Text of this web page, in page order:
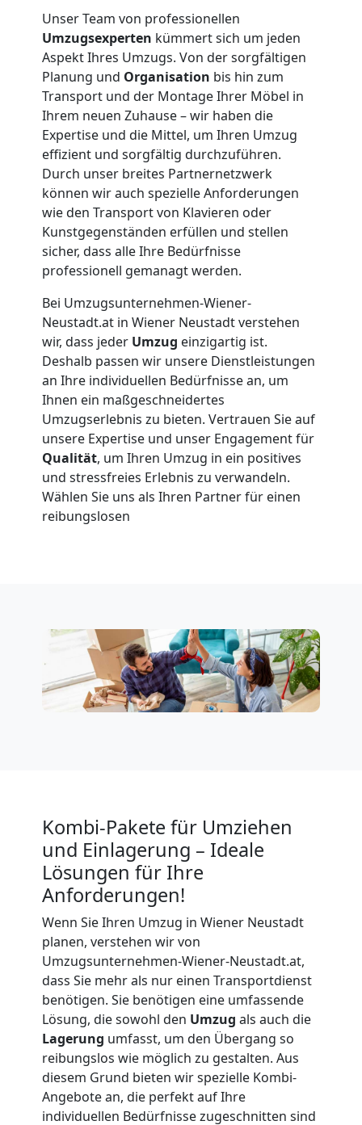
Unser Team von professionellen
Umzugsexperten kümmert sich um jeden
Aspekt Ihres Umzugs. Von der sorgfältigen
Planung und Organisation bis hin zum
Transport und der Montage Ihrer Möbel in
Ihrem neuen Zuhause – wir haben die
Expertise und die Mittel, um Ihren Umzug
effizient und sorgfältig durchzuführen.
Durch unser breites Partnernetzwerk
können wir auch spezielle Anforderungen
wie den Transport von Klavieren oder
Kunstgegenständen erfüllen und stellen
sicher, dass alle Ihre Bedürfnisse
professionell gemanagt werden.
Bei Umzugsunternehmen-Wiener-
Neustadt.at in Wiener Neustadt verstehen
wir, dass jeder Umzug einzigartig ist.
Deshalb passen wir unsere Dienstleistungen
an Ihre individuellen Bedürfnisse an, um
Ihnen ein maßgeschneidertes
Umzugserlebnis zu bieten. Vertrauen Sie auf
unsere Expertise und unser Engagement für
Qualität, um Ihren Umzug in ein positives
und stressfreies Erlebnis zu verwandeln.
Wählen Sie uns als Ihren Partner für einen
reibungslosen
Kombi-Pakete für Umziehen
und Einlagerung – Ideale
Lösungen für Ihre
Anforderungen!
Wenn Sie Ihren Umzug in Wiener Neustadt
planen, verstehen wir von
Umzugsunternehmen-Wiener-Neustadt.at,
dass Sie mehr als nur einen Transportdienst
benötigen. Sie benötigen eine umfassende
Lösung, die sowohl den Umzug als auch die
Lagerung umfasst, um den Übergang so
reibungslos wie möglich zu gestalten. Aus
diesem Grund bieten wir spezielle Kombi-
Angebote an, die perfekt auf Ihre
individuellen Bedürfnisse zugeschnitten sind
Neustadt
Übersiedlung
Wiener
Neustadt
Klaviertransport
Wiener
Neustadt
Privatumzug
Wiener
Neustadt
Tresortransport
Neustadt
Umzug
Wiener
Neustadt
Fernumzug
Wiener
Neustadt
Firmenumzug